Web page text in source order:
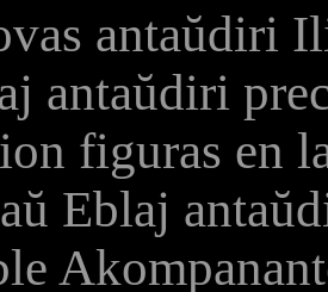
antaŭdiri
antaŭdiri
figuras en
Eblaj